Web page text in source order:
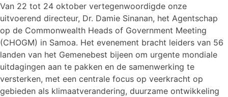
Van 22 tot 24 oktober vertegenwoordigde onze
uitvoerend directeur, Dr. Damie Sinanan, het Agentschap
op de Commonwealth Heads of Government Meeting
(CHOGM) in Samoa. Het evenement bracht leiders van 56
landen van het Gemenebest bijeen om urgente mondiale
uitdagingen aan te pakken en de samenwerking te
versterken, met een centrale focus op veerkracht op
gebieden als klimaatverandering, duurzame ontwikkeling